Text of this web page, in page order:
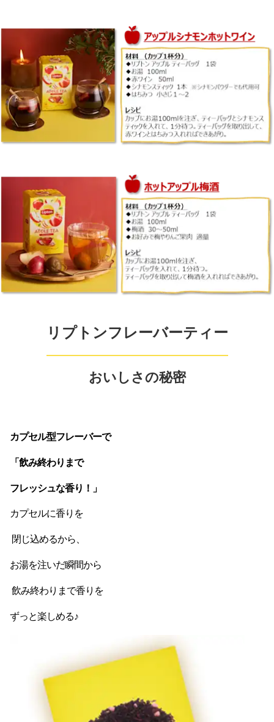
リプトンフレーバーティー
おいしさの秘密
カプセル型フレーバーで
「飲み終わりまで
フレッシュな香り！」
カプセルに香りを
お湯を注いだ瞬間から
ずっと楽しめる♪